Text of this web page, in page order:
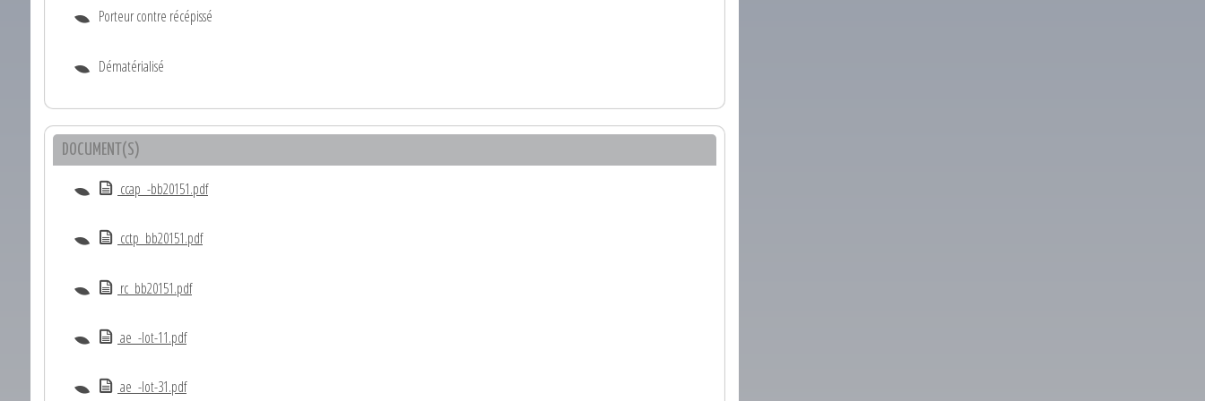
Porteur contre récépissé
Dématérialisé
DOCUMENT(S)
ccap_-bb20151.pdf
cctp_bb20151.pdf
rc_bb20151.pdf
ae_-lot-11.pdf
ae_-lot-31.pdf